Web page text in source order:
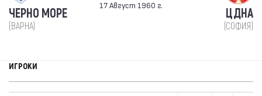
ЧЕРНО МОРЕ
(ВАРНА)
17 Август 1960 г.
ЦДНА
(СОФИЯ)
ИГРОКИ